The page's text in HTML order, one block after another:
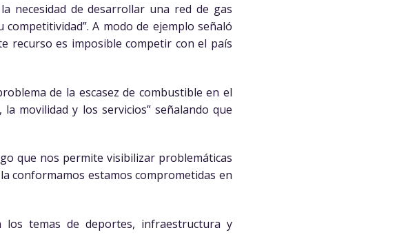
necesidad de desarrollar una red de gas
A modo de ejemplo señaló
recurso es imposible competir con el país
de la escasez de combustible en el
movilidad y los servicios” señalando que
que nos permite visibilizar problemáticas
conformamos estamos comprometidas en
temas de deportes, infraestructura y